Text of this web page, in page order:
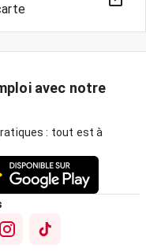
avec notre
: tout est à